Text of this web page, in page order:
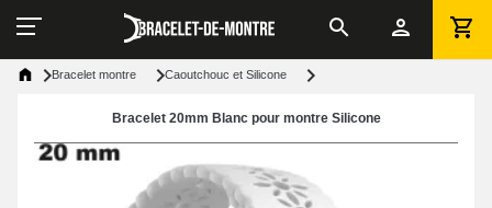
Bracelet montre Caoutchouc et Silicone
Bracelet 20mm Blanc pour montre Silicone